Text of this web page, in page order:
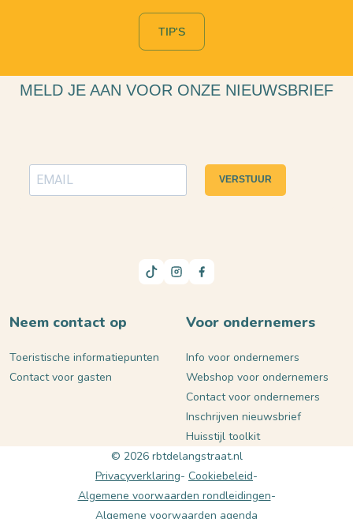
TIP'S
MELD JE AAN VOOR ONZE NIEUWSBRIEF
VERSTUUR
Neem contact op
Toeristische informatiepunten
Contact voor gasten
Voor ondernemers
Info voor ondernemers
Webshop voor ondernemers
Contact voor ondernemers
Inschrijven nieuwsbrief
Huisstijl toolkit
© 2026 rbtdelangstraat.nl
Privacyverklaring Cookiebeleid
Algemene voorwaarden rondleidingen
Algemene voorwaarden agenda